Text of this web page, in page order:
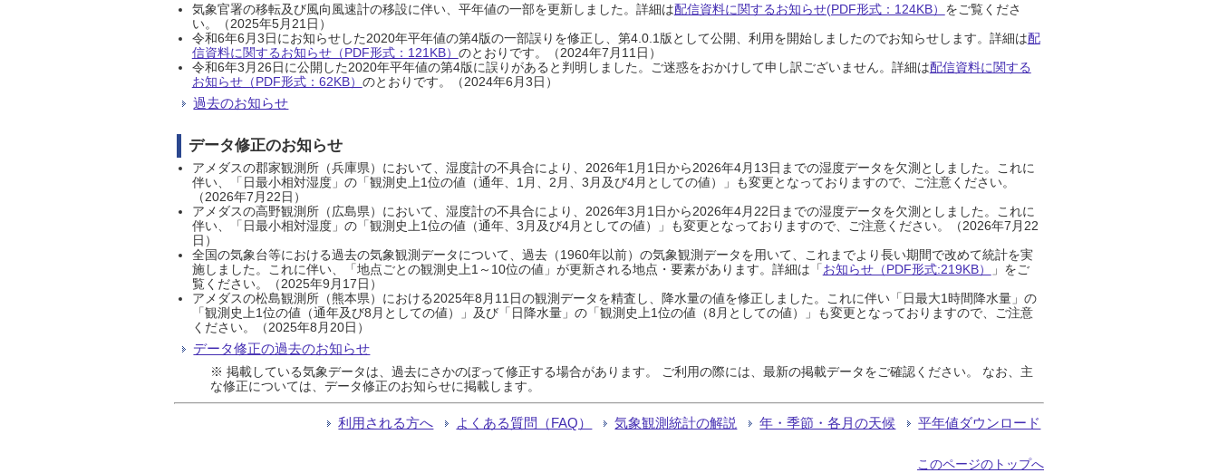
気象官署の移転及び風向風速計の移設に伴い、平年値の一部を更新しました。詳細は配信資料に関するお知らせ(PDF形式：124KB） をご覧くださ
い。（2025年5月21日）
令和6年6月3日にお知らせした2020年平年値の第4版の一部誤りを修正し、第4.0.1版として公開、利用を開始しましたのでお知らせします。詳細は配
信資料に関するお知らせ（PDF形式：121KB） のとおりです。（2024年7月11日）
令和6年3月26日に公開した2020年平年値の第4版に誤りがあると判明しました。ご迷惑をおかけして申し訳ございません。詳細は配信資料に関する
お知らせ（PDF形式：62KB） のとおりです。（2024年6月3日）
過去のお知らせ
データ修正のお知らせ
アメダスの郡家観測所（兵庫県）において、湿度計の不具合により、2026年1月1日から2026年4月13日までの湿度データを欠測としました。これに
伴い、「日最小相対湿度」の「観測史上1位の値（通年、1月、2月、3月及び4月としての値）」も変更となっておりますので、ご注意ください。
（2026年7月22日）
アメダスの高野観測所（広島県）において、湿度計の不具合により、2026年3月1日から2026年4月22日までの湿度データを欠測としました。これに
伴い、「日最小相対湿度」の「観測史上1位の値（通年、3月及び4月としての値）」も変更となっておりますので、ご注意ください。（2026年7月22
日）
全国の気象台等における過去の気象観測データについて、過去（1960年以前）の気象観測データを用いて、これまでより長い期間で改めて統計を実
施しました。これに伴い、「地点ごとの観測史上1～10位の値」が更新される地点・要素があります。詳細は「お知らせ（PDF形式:219KB）
」をご
覧ください。（2025年9月17日）
アメダスの松島観測所（熊本県）における2025年8月11日の観測データを精査し、降水量の値を修正しました。これに伴い「日最大1時間降水量」の
「観測史上1位の値（通年及び8月としての値）」及び「日降水量」の「観測史上1位の値（8月としての値）」も変更となっておりますので、ご注意
ください。（2025年8月20日）
データ修正の過去のお知らせ
※ 掲載している気象データは、過去にさかのぼって修正する場合があります。 ご利用の際には、最新の掲載データをご確認ください。 なお、主
な修正については、データ修正のお知らせに掲載します。
利用される方へ よくある質問（FAQ） 気象観測統計の解説 年・季節・各月の天候 平年値ダウンロード
このページのトップへ